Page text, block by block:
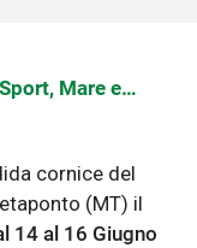
Mare e…
cornice del
(MT) il
14 al 16 Giugno